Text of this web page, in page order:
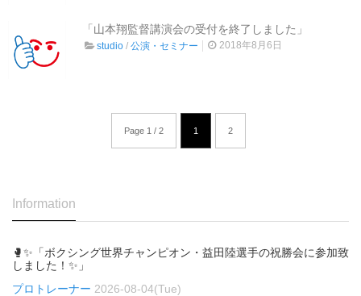
「山本翔監督講演会の受付を終了しました」
studio / 公演・セミナー 2018年8月6日
Page 1 / 2 1 2
Information
🥊✨「ボクシング世界チャンピオン・益田陸選手の祝勝会に参加致
しました！✨」
プロトレーナー 2026-08-04(Tue)